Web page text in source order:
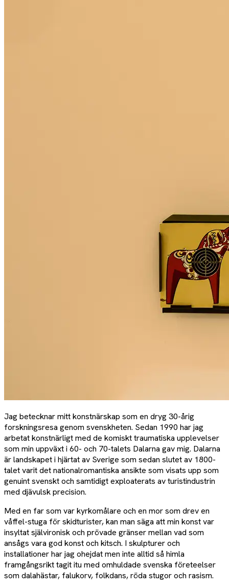
Jag betecknar mitt konstnärskap som en dryg 30-årig
forskningsresa genom svenskheten. Sedan 1990 har jag
arbetat konstnärligt med de komiskt traumatiska upplevelser
som min uppväxt i 60- och 70-talets Dalarna gav mig. Dalarna
är landskapet i hjärtat av Sverige som sedan slutet av 1800-
talet varit det nationalromantiska ansikte som visats upp som
genuint svenskt och samtidigt exploaterats av turistindustrin
med djävulsk precision.
Med en far som var kyrkomålare och en mor som drev en
våffel-stuga för skidturister, kan man säga att min konst var
insyltat självironisk och prövade gränser mellan vad som
ansågs vara god konst och kitsch. I skulpturer och
installationer har jag ohejdat men inte alltid så himla
framgångsrikt tagit itu med omhuldade svenska företeelser
som dalahästar, falukorv, folkdans, röda stugor och rasism.